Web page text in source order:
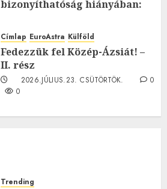
bizonyíthatóság hiányában:
2026.JÚLIUS.23. CSÜTÖRTÖK.
0
Címlap EuroAstra Külföld
Fedezzük fel Közép-Ázsiát! –
II. rész
2026.JÚLIUS.23. CSÜTÖRTÖK.
0
0
Trending